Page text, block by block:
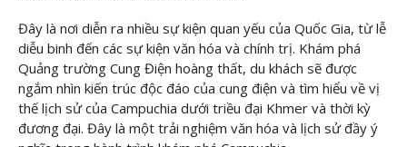
Đây là nơi diễn ra nhiều sự kiện quan yếu của Quốc Gia, từ lễ
diễu binh đến các sự kiện văn hóa và chính trị. Khám phá
Quảng trường Cung Điện hoàng thất, du khách sẽ được
ngắm nhìn kiến trúc độc đáo của cung điện và tìm hiểu về vị
thế lịch sử của Campuchia dưới triều đại Khmer và thời kỳ
đương đại. Đây là một trải nghiệm văn hóa và lịch sử đầy ý